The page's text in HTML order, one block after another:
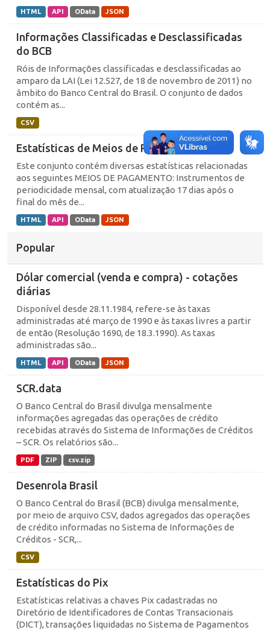
HTML API OData JSON
Informações Classificadas e Desclassificadas
do BCB
Róis de Informações classificadas e desclassificadas ao
amparo da LAI (Lei 12.527, de 18 de novembro de 2011) no
âmbito do Banco Central do Brasil. O conjunto de dados
contém as...
CSV
Estatísticas de Meios de Pagamentos
Este conjunto contém diversas estatísticas relacionadas
aos seguintes MEIOS DE PAGAMENTO: Instrumentos de
periodicidade mensal, com atualização 17 dias após o
final do mês de...
HTML API OData JSON
Popular
Dólar comercial (venda e compra) - cotações
diárias
Disponível desde 28.11.1984, refere-se às taxas
administradas até março de 1990 e às taxas livres a partir
de então (Resolução 1690, de 18.3.1990). As taxas
administradas são...
HTML API OData JSON
SCR.data
O Banco Central do Brasil divulga mensalmente
informações agregadas das operações de crédito
recebidas através do Sistema de Informações de Créditos
– SCR. Os relatórios são...
PDF ZIP csv.zip
Desenrola Brasil
O Banco Central do Brasil (BCB) divulga mensalmente,
por meio de arquivo CSV, dados agregados das operações
de crédito informadas no Sistema de Informações de
Créditos - SCR,...
CSV
Estatísticas do Pix
Estatísticas relativas a chaves Pix cadastradas no
Diretório de Identificadores de Contas Transacionais
(DICT), transações liquidadas no Sistema de Pagamentos